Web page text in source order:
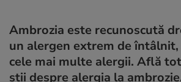
Ambrozia este recunoscută
un alergen extrem de întâlnit,
cele mai multe alergii. Află
știi despre alergia la